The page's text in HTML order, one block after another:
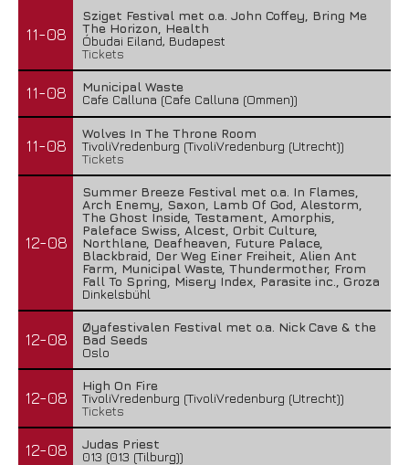
11-08
Sziget Festival met o.a. John Coffey, Bring Me
The Horizon, Health
Óbudai Eiland, Budapest
Tickets
11-08
Municipal Waste
Cafe Calluna (Cafe Calluna (Ommen))
11-08
Wolves In The Throne Room
TivoliVredenburg (TivoliVredenburg (Utrecht))
Tickets
12-08
Summer Breeze Festival met o.a. In Flames,
Arch Enemy, Saxon, Lamb Of God, Alestorm,
The Ghost Inside, Testament, Amorphis,
Paleface Swiss, Alcest, Orbit Culture,
Northlane, Deafheaven, Future Palace,
Blackbraid, Der Weg Einer Freiheit, Alien Ant
Farm, Municipal Waste, Thundermother, From
Fall To Spring, Misery Index, Parasite inc., Groza
Dinkelsbühl
12-08
Øyafestivalen Festival met o.a. Nick Cave & the
Bad Seeds
Oslo
12-08
High On Fire
TivoliVredenburg (TivoliVredenburg (Utrecht))
Tickets
12-08
Judas Priest
013 (013 (Tilburg))